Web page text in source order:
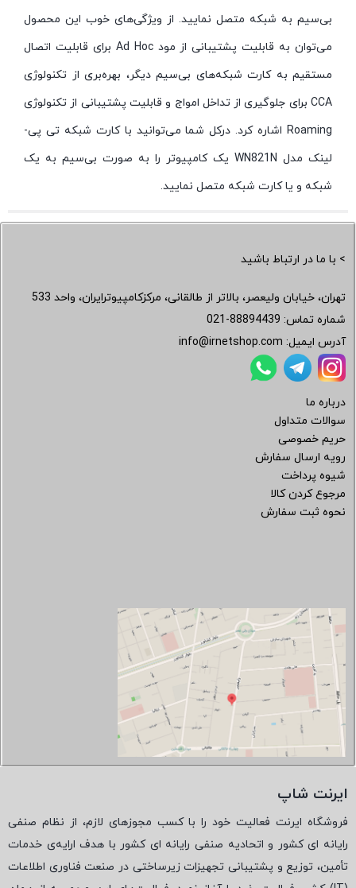
بی‌سیم به شبکه متصل نمایید. از ویژگی‌های خوب این محصول
می‌توان به قابلیت پشتیبانی از مود Ad Hoc برای قابلیت اتصال
مستقیم به کارت شبکه‌های بی‌سیم دیگر، بهره‌بری از تکنولوژی
CCA برای جلوگیری از تداخل امواج و قابلیت پشتیبانی از تکنولوژی
Roaming اشاره کرد. درکل شما می‌توانید با کارت شبکه تی پی-
لینک مدل WN821N یک کامپیوتر را به صورت بی‌سیم به یک
شبکه و یا کارت شبکه متصل نمایید.
> با ما در ارتباط باشید
تهران، خیابان ولیعصر، بالاتر از طالقانی، مرکزکامپیوترایران، واحد 533
شماره تماس: 021-88894439
آدرس ایمیل: info@irnetshop.com
درباره ما
سوالات متداول
حریم خصوصی
رویه ارسال سفارش
شیوه پرداخت
مرجوع کردن کالا
نحوه ثبت سفارش
ایرنت شاپ
فروشگاه ایرنت فعالیت خود را با کسب مجوزهای لازم، از نظام صنفی
رایانه ای کشور و اتحادیه صنفی رایانه ای کشور با هدف ارایه‌ی خدمات
تأمین، توزیع و پشتیبانی تجهیزات زیرساختی در صنعت فناوری اطلاعات